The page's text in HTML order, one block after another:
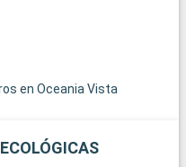
en Oceania Vista